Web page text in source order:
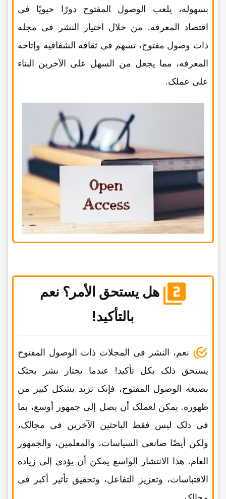
بسهوله، یلعب الوصول المفتوح دورًا حیویًا فی
اقتصاد المعرفه. من خلال اختیار النشر فی مجله
ذات وصول مفتوح، تسهم فی ثقافه الشفافیه وإتاحه
المعرفه، مما یجعل من السهل على الآخرین البناء
على عملک.
هل یستحق الأمر؟ نعم
بالتأکید!
نعم، النشر فی المجلات ذات الوصول المفتوح
یستحق ذلک بکل تأکید! عندما تختار نشر بحثک
بصیغه الوصول المفتوح، فإنک تزید بشکل کبیر من
ظهوره. یمکن لعملک أن یصل إلى جمهور أوسع، بما
فی ذلک لیس فقط الباحثین الآخرین فی مجالک،
ولکن أیضًا صانعی السیاسات، والمعلمین، والجمهور
العام. هذا الانتشار الواسع یمکن أن یؤدی إلى زیاده
الاقتباسات، وتعزیز التفاعل، وتحقیق تأثیر أکبر فی